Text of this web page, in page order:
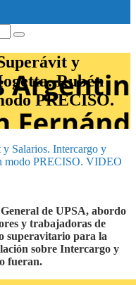
y
Rubén
PRECISO.
Salarios. Intercargo y
modo PRECISO. VIDEO
de UPSA, abordo
y trabajadoras de
superavitario para la
sobre Intercargo y
fueran.